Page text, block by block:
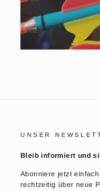
UNSER
Bleib informiert und
Abonniere jetzt
rechtzeitig über neue